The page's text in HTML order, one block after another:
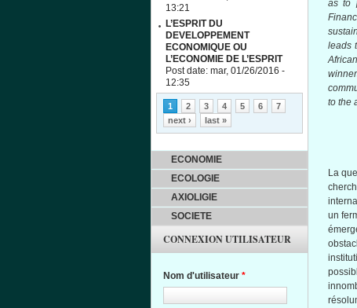
as to
leads
to the
La
un
13:21
L’ESPRIT DU
DEVELOPPEMENT
ECONOMIQUE OU
L’ECONOMIE DE L’ESPRIT
Post date: mar, 01/26/2016 -
12:35
Pages
1 2 3 4 5 6
7
next ›
last »
ECONOMIE
ECOLOGIE
AXIOLIGIE
SOCIETE
CONNEXION UTILISATEUR
Nom d'utilisateur *